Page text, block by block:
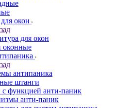
окон
для окон
оконные
антипаника
штанги
с функцией анти-паник
анти-паник